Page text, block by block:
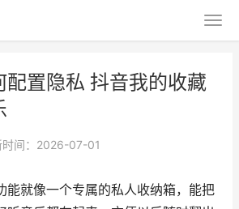
配置隐私 抖音我的收藏
时间：2026-07-01
能就像一个专属的私人收纳箱，能把